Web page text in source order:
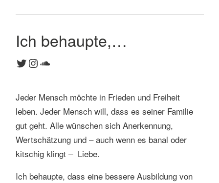
Ich behaupte,…
Twitter
Instagram
SoundCloud
Jeder Mensch möchte in Frieden und Freiheit
leben. Jeder Mensch will, dass es seiner Familie
gut geht. Alle wünschen sich Anerkennung,
Wertschätzung und – auch wenn es banal oder
kitschig klingt – Liebe.
Ich behaupte, dass eine bessere Ausbildung von